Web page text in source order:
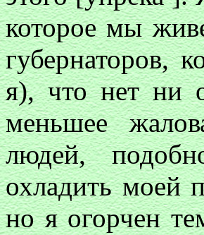
которое мы
губернаторов,
я), что нет ни
меньшее
людей,
охладить моей
но я огорчен